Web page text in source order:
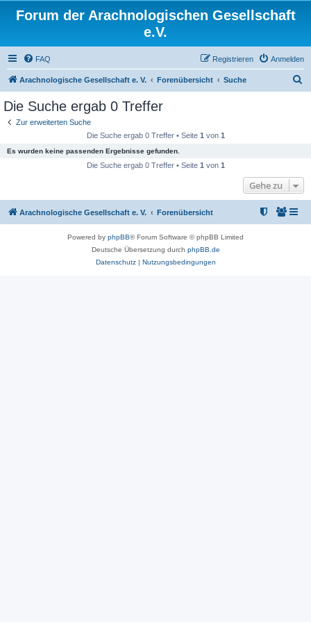
Forum der Arachnologischen Gesellschaft
e.V.
FAQ Anmelden
Registrieren
Arachnologische Gesellschaft e. V. Forenübersicht Suche
Die Suche ergab 0 Treffer
Zur erweiterten Suche
Die Suche ergab 0 Treffer • Seite 1 von 1
Es wurden keine passenden Ergebnisse gefunden.
Die Suche ergab 0 Treffer • Seite 1 von 1
Gehe zu
Arachnologische Gesellschaft e. V. Forenübersicht
Powered by phpBB® Forum Software © phpBB Limited
Deutsche Übersetzung durch phpBB.de
Datenschutz| Nutzungsbedingungen